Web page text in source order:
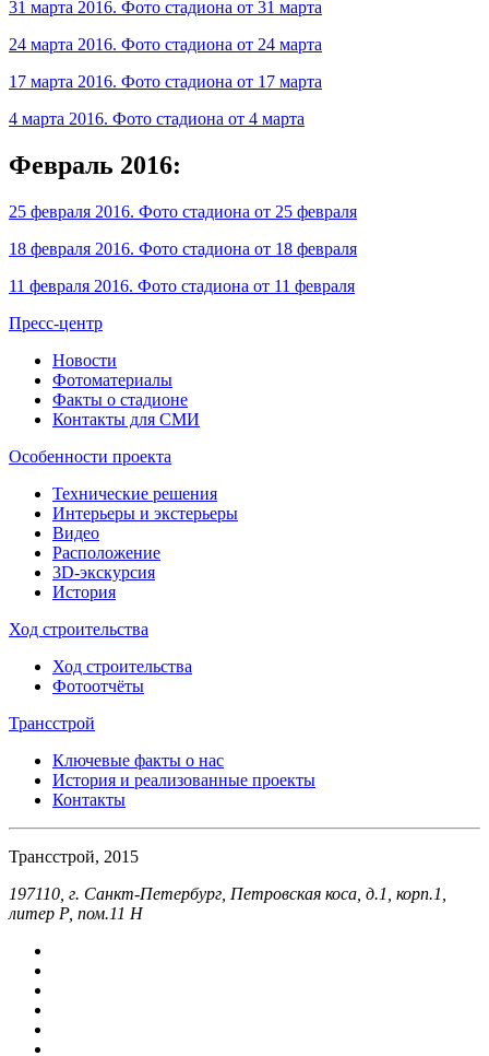
31 марта 2016. Фото стадиона от 31 марта
24 марта 2016. Фото стадиона от 24 марта
17 марта 2016. Фото стадиона от 17 марта
4 марта 2016. Фото стадиона от 4 марта
Февраль 2016:
25 февраля 2016. Фото стадиона от 25 февраля
18 февраля 2016. Фото стадиона от 18 февраля
11 февраля 2016. Фото стадиона от 11 февраля
Пресс-центр
Новости
Фотоматериалы
Факты о стадионе
Контакты для СМИ
Особенности проекта
Технические решения
Интерьеры и экстерьеры
Видео
Расположение
3D-экскурсия
История
Ход строительства
Ход строительства
Фотоотчёты
Трансстрой
Ключевые факты о нас
История и реализованные проекты
Контакты
Трансстрой, 2015
197110, г. Санкт-Петербург, Петровская коса, д.1, корп.1,
литер Р, пом.11 Н